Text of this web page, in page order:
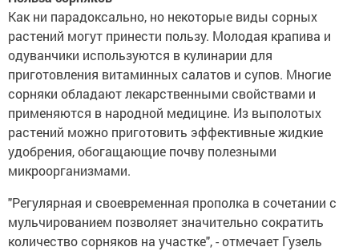
Как ни парадоксально, но некоторые виды сорных
растений могут принести пользу. Молодая крапива и
одуванчики используются в кулинарии для
приготовления витаминных салатов и супов. Многие
сорняки обладают лекарственными свойствами и
применяются в народной медицине. Из выполотых
растений можно приготовить эффективные жидкие
удобрения, обогащающие почву полезными
микроорганизмами.
"Регулярная и своевременная прополка в сочетании с
мульчированием позволяет значительно сократить
количество сорняков на участке", - отмечает Гузель